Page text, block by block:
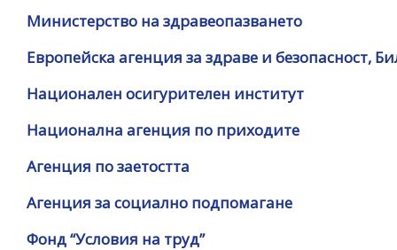
зрителни
увреждания,
които
екранен
четец;
Натиснете
Control-
Министерство на здравеопазването
Европейска агенция за здраве и безопасност,
Национален осигурителен институт
Национална агенция по приходите
Агенция по заетостта
Агенция за социално подпомагане
Фонд “Условия на труд”